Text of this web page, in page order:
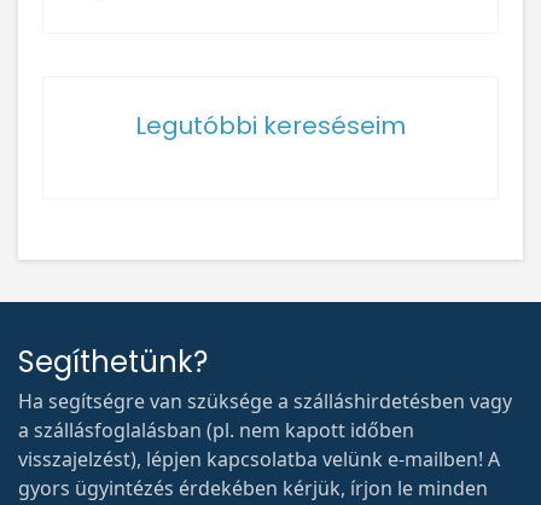
Legutóbbi kereséseim
Segíthetünk?
Ha segítségre van szüksége a szálláshirdetésben vagy
a szállásfoglalásban (pl. nem kapott időben
visszajelzést), lépjen kapcsolatba velünk e-mailben! A
gyors ügyintézés érdekében kérjük, írjon le minden